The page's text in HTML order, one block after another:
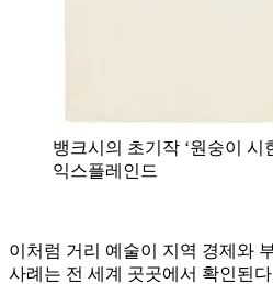
뱅크시의 초기작 ‘원숭이 시
익스플레인드
이처럼 거리 예술이 지역 경제와
사례는 전 세계 곳곳에서 확인된